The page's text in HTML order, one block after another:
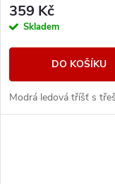
359 Kč
Skladem
DO KOŠÍKU
Modrá ledová tříšť s